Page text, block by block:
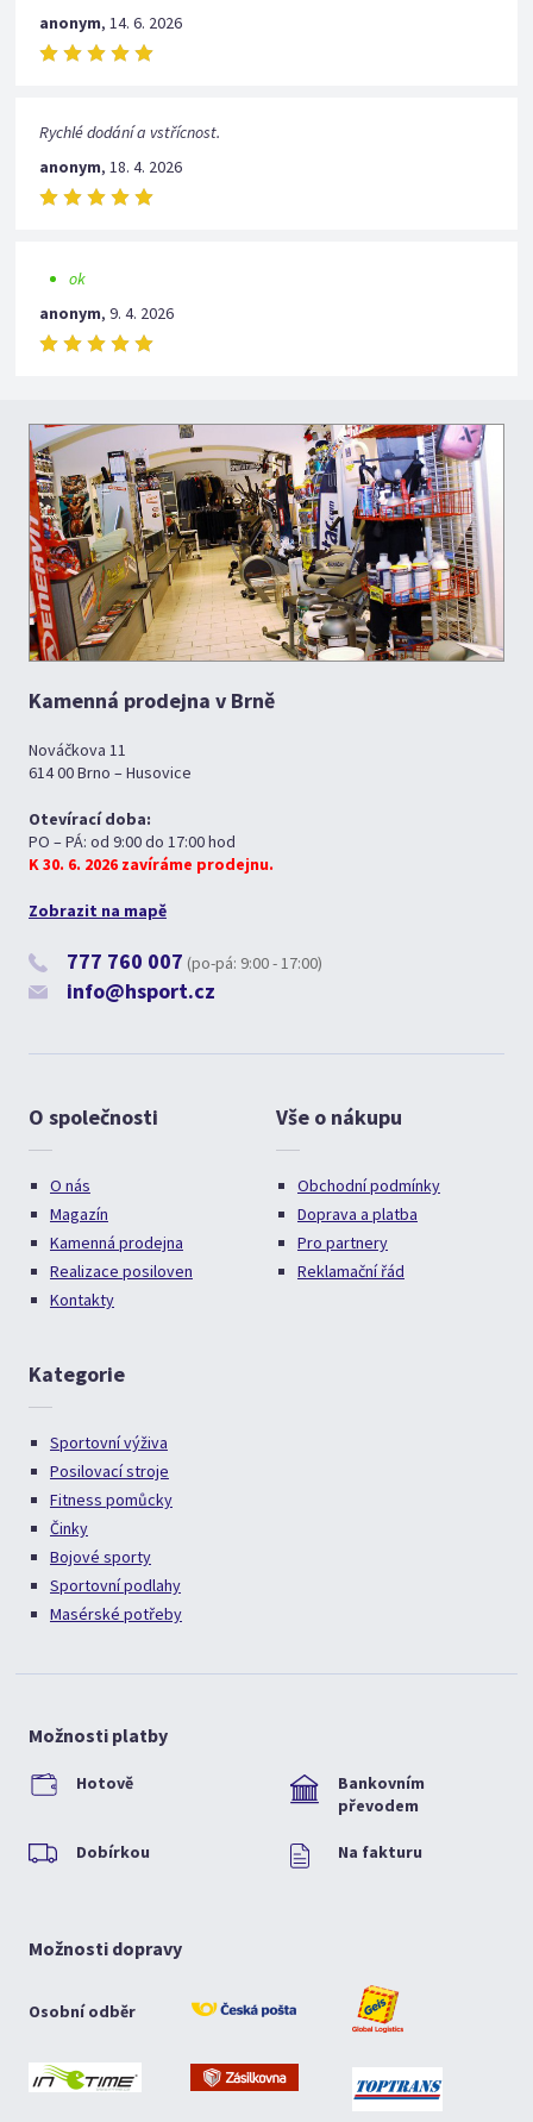
anonym,14. 6. 2026
Rychlé dodání a vstřícnost.
anonym,18. 4. 2026
ok
anonym,9. 4. 2026
Kamenná prodejna v Brně
Nováčkova 11
614 00 Brno – Husovice
Otevírací doba:
PO – PÁ: od 9:00 do 17:00 hod
K 30. 6. 2026 zavíráme prodejnu.
Zobrazit na mapě
777 760 007 (po-pá: 9:00 - 17:00)
info@hsport.cz
O společnosti
O nás
Magazín
Kamenná prodejna
Realizace posiloven
Kontakty
Vše o nákupu
Obchodní podmínky
Doprava a platba
Pro partnery
Reklamační řád
Kategorie
Sportovní výživa
Posilovací stroje
Fitness pomůcky
Činky
Bojové sporty
Sportovní podlahy
Masérské potřeby
Možnosti platby
Hotově
Bankovním
převodem
Dobírkou Na fakturu
Možnosti dopravy
Osobní odběr